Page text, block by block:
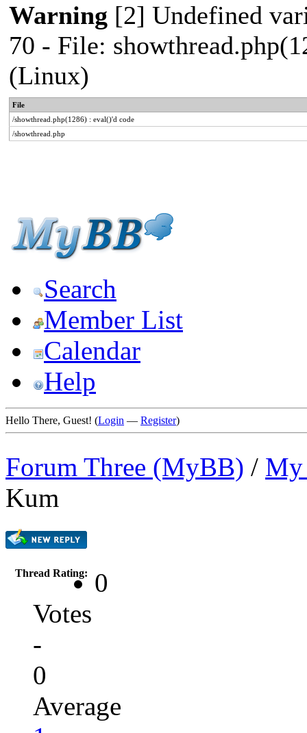
Warning [2] Undefined
70 - File:
(Linux)
File
/showthread.php(1286) : eval()'d code
/showthread.php
Search
Member List
Calendar
Help
Hello There, Guest! (Login — Register)
Forum Three (MyBB) / My
Kum
Thread Rating:
0
Votes
-
0
Average